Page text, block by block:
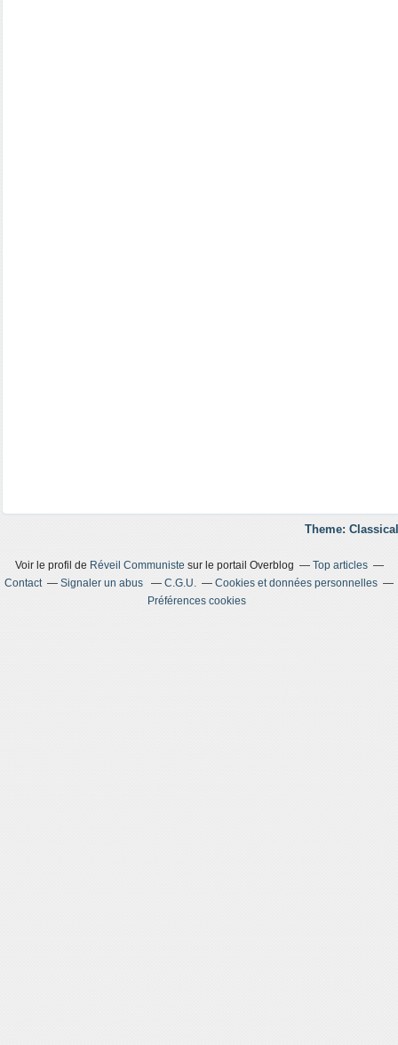
Theme:
Voir le profil de Réveil Communiste sur le portail Overblog
Top articles
Contact
Signaler un abus C.G.U.
Cookies et données personnelles
Préférences cookies